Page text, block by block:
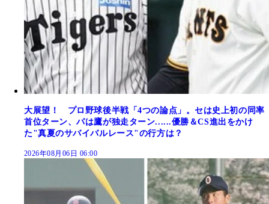
大展望！ プロ野球後半戦「4つの論点」。セは史上初の同率
首位ターン、パは鷹が独走ターン......優勝＆CS進出をかけ
た"真夏のサバイバルレース"の行方は？
2026年08月06日 06:00